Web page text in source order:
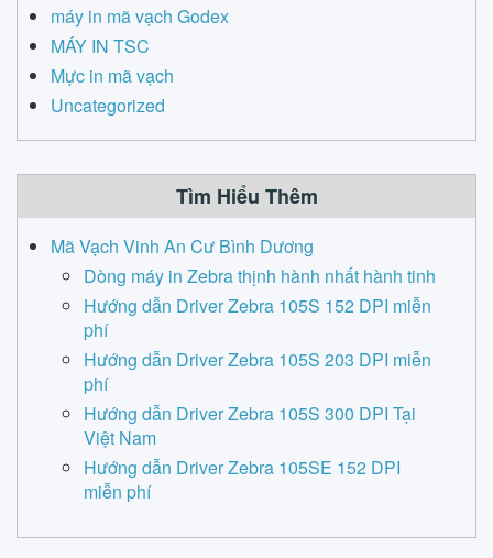
máy in mã vạch Godex
MÁY IN TSC
Mực in mã vạch
Uncategorized
Tìm Hiểu Thêm
Mã Vạch Vinh An Cư Bình Dương
Dòng máy in Zebra thịnh hành nhất hành tinh
Hướng dẫn Driver Zebra 105S 152 DPI miễn
phí
Hướng dẫn Driver Zebra 105S 203 DPI miễn
phí
Hướng dẫn Driver Zebra 105S 300 DPI Tại
Việt Nam
Hướng dẫn Driver Zebra 105SE 152 DPI
miễn phí